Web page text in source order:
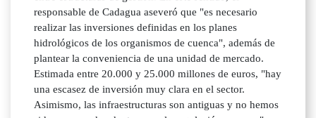
responsable de Cadagua aseveró que "es necesario
realizar las inversiones definidas en los planes
hidrológicos de los organismos de cuenca", además de
plantear la conveniencia de una unidad de mercado.
Estimada entre 20.000 y 25.000 millones de euros, "hay
una escasez de inversión muy clara en el sector.
Asimismo, las infraestructuras son antiguas y no hemos